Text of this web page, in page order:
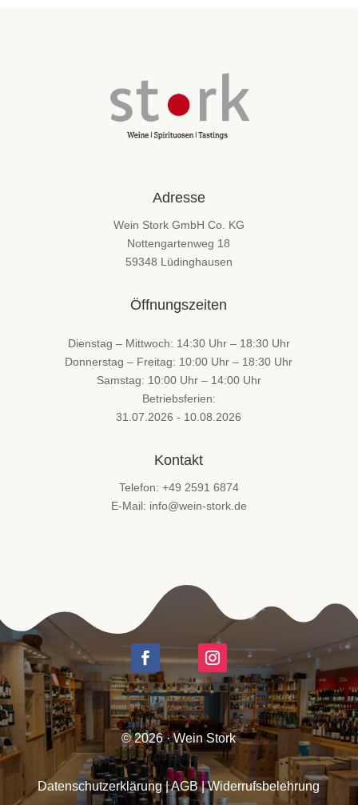
Adresse
Wein Stork GmbH Co. KG
Nottengartenweg 18
59348 Lüdinghausen
Öffnungszeiten
Dienstag – Mittwoch: 14:30 Uhr – 18:30 Uhr
Donnerstag – Freitag: 10:00 Uhr – 18:30 Uhr
Samstag: 10:00 Uhr – 14:00 Uhr
Betriebsferien:
31.07.2026 - 10.08.2026
Kontakt
Telefon: +49 2591 6874
E-Mail: info@wein-stork.de
© 2026 · Wein Stork
Datenschutzerklärung|AGB|Widerrufsbelehrung